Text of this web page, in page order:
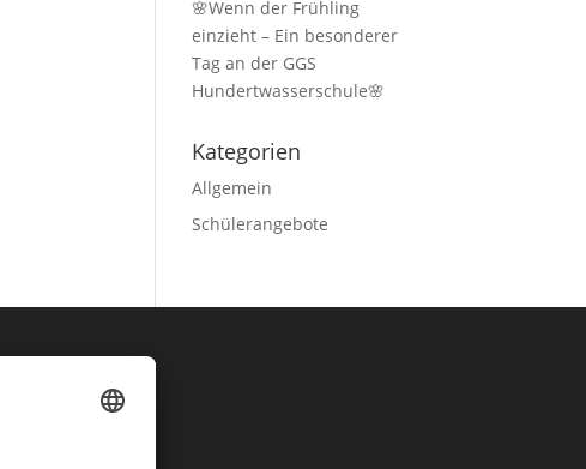
🌸Wenn der Frühling
einzieht – Ein besonderer
Tag an der GGS
Hundertwasserschule🌸
Kategorien
Allgemein
Schülerangebote